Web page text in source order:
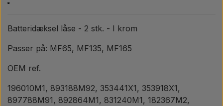
Maling Agricolour
Værksted/ Værktøj
Batteridæksel låse - 2 stk. - I krom
Passer på: MF65, MF135, MF165
OEM ref.
196010M1, 893188M92, 353441X1, 353918X1,
897788M91, 892864M1, 831240M1, 182367M2,